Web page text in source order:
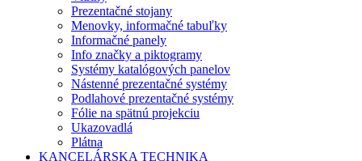
Prezentačné stojany
Menovky, informačné tabuľky
Informačné panely
Info značky a piktogramy
Systémy katalógových panelov
Nástenné prezentačné systémy
Podlahové prezentačné systémy
Fólie na spätnú projekciu
Ukazovadlá
Plátna
KANCELÁRSKA TECHNIKA